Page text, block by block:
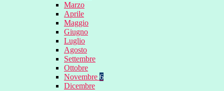
Marzo
Aprile
Maggio
Giugno
Luglio
Agosto
Settembre
Ottobre
Novembre 6
Dicembre